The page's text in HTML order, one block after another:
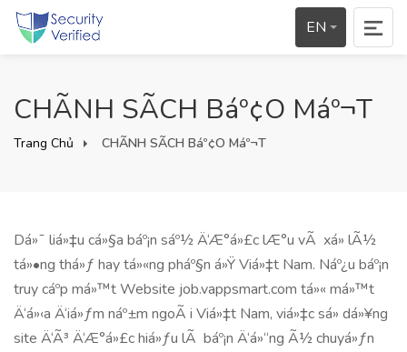
EN
CHÃNH SÃCH Báº¢O Máº¬T
Trang Chủ CHÃNH SÃCH Báº¢O Máº¬T
Dá»¯ liá»‡u cá»§a báº¡n sáº½ Ä‘Æ°á»£c lÆ°u vÃ xá»­ lÃ½
tá»•ng thá»ƒ hay tá»«ng pháº§n á»Ÿ Viá»‡t Nam. Náº¿u báº¡n
truy cáº­p má»™t Website job.vappsmart.com tá»« má»™t
Ä‘á»‹a Ä‘iá»ƒm náº±m ngoÃ i Viá»‡t Nam, viá»‡c sá»­ dá»¥ng
site Ä‘Ã³ Ä‘Æ°á»£c hiá»ƒu lÃ báº¡n Ä‘á»“ng Ã½ chuyá»ƒn